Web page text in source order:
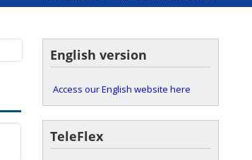
English version
Access our English website here
TeleFlex